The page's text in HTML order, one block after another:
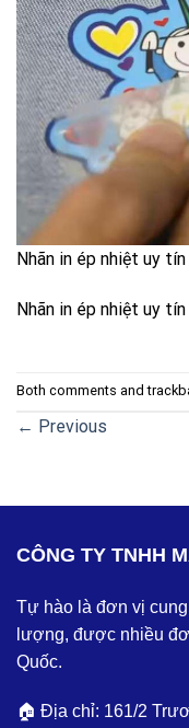
Nhãn in ép nhiệt uy tín
Nhãn in ép nhiệt uy tín
Both comments and
← Previous
CÔNG TY TNHH
Tự hào là đơn vị
lượng, được nhiều
Quốc.
🏠 Địa chỉ: 161/2